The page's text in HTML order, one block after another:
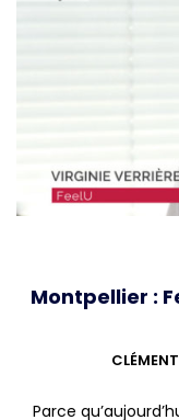
Montpellier :
Parce